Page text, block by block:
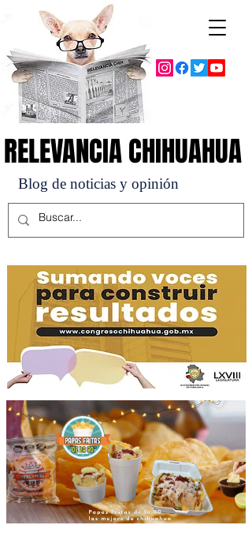
Blog de noticias y opinión
RELEVANCIA CHIHUAHUA
RELEVANCIA CHIHUAHUA